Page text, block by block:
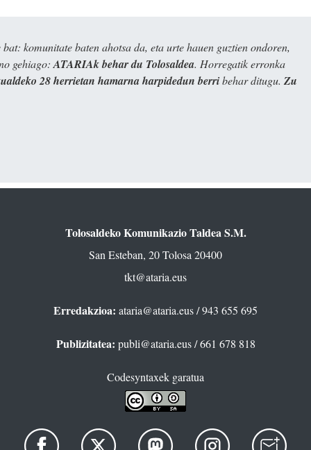
komunitate baten ahotsa da, eta urte hauen guztien ondoren,
gehiago: ATARIAk behar du Tolosaldea. Horregatik erronka
28 herrietan hamarna harpidedun berribehar ditugu. Zu
Tolosaldeko Komunikazio Taldea S.M.
San Esteban, 20 Tolosa 20400
tkt@ataria.eus
Erredakzioa: ataria@ataria.eus/ 943 655 695
Publizitatea: publi@ataria.eus/ 661 678 818
Codesyntaxek garatua